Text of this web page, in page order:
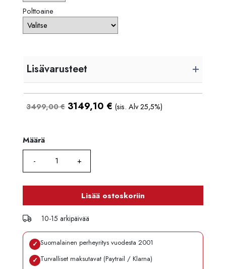
Polttoaine
Lisävarusteet
3499,00 € 3149,10 € (sis. Alv 25,5%)
Määrä
Määrä
Lisää ostoskoriin
10-15 arkipäivää
✓ Suomalainen perheyritys vuodesta 2001
✓ Turvalliset maksutavat (Paytrail / Klarna)